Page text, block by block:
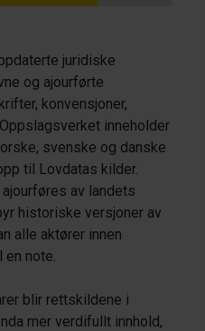
juridiske
og ajourførte
konvensjoner,
inneholder
svenske og danske
til Lovdatas kilder.
av landets
historiske versjoner av
alle aktører innen
note.
blir rettskildene i
mer verdifullt innhold,